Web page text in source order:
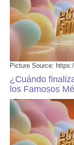
Picture Source:
¿Cuándo
los Famosos